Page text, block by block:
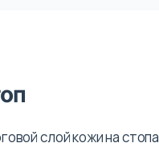
слой кожи на